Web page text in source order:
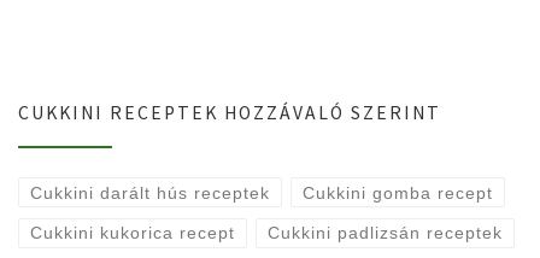
CUKKINI RECEPTEK HOZZÁVALÓ SZERINT
Cukkini darált hús receptek Cukkini gomba recept
Cukkini kukorica recept Cukkini padlizsán receptek